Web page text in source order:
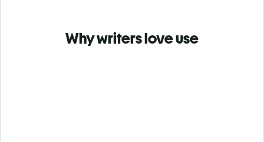
Why writers love use